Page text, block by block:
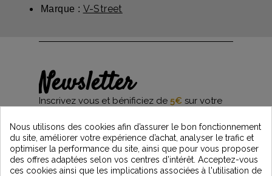
Marque : V-Street
Newsletter
Inscrivez vous et bénificiez de 5€ sur votre
et restez informés des dernières nouveautés
Vintage Motors
Nous utilisons des cookies afin d’assurer le bon fonctionnement
du site, améliorer votre expérience d’achat, analyser le trafic et
optimiser la performance du site, ainsi que pour vous proposer
des offres adaptées selon vos centres d’intérêt. Acceptez-vous
ces cookies ainsi que les implications associées à l'utilisation de